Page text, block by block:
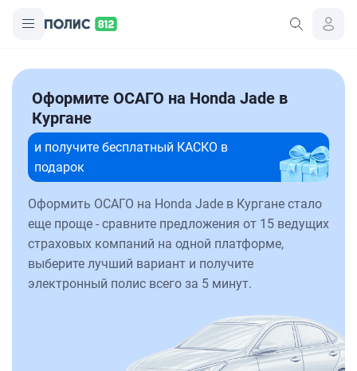
Оформите ОСАГО на Honda Jade в
Кургане
и получите бесплатный КАСКО в
подарок
Оформить ОСАГО на Honda Jade в Кургане стало
еще проще - сравните предложения от 15 ведущих
страховых компаний на одной платформе,
выберите лучший вариант и получите
электронный полис всего за 5 минут.